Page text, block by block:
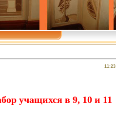
11:23
учащихся в 9, 10 и 11